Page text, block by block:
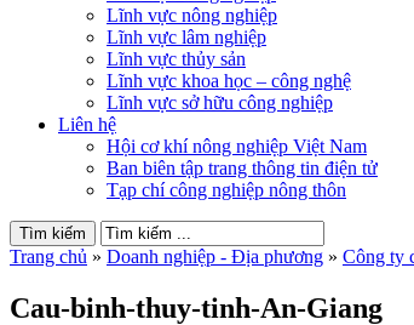
Lĩnh vực nông nghiệp
Lĩnh vực lâm nghiệp
Lĩnh vực thủy sản
Lĩnh vực khoa học – công nghệ
Lĩnh vực sở hữu công nghiệp
Liên hệ
Hội cơ khí nông nghiệp Việt Nam
Ban biên tập trang thông tin điện tử
Tạp chí công nghiệp nông thôn
Trang chủ » Doanh nghiệp - Địa phương » Công ty
Cau-binh-thuy-tinh-An-Giang